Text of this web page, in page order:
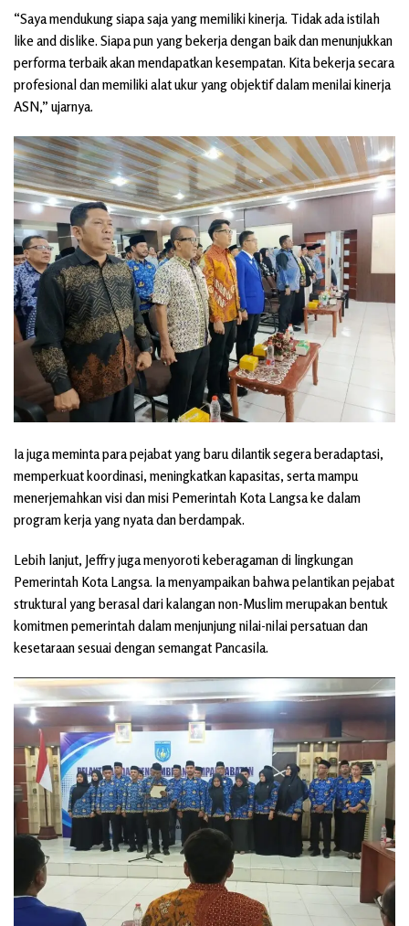
“Saya mendukung siapa saja yang memiliki kinerja. Tidak ada istilah
like and dislike. Siapa pun yang bekerja dengan baik dan menunjukkan
performa terbaik akan mendapatkan kesempatan. Kita bekerja secara
profesional dan memiliki alat ukur yang objektif dalam menilai kinerja
ASN,” ujarnya.
Ia juga meminta para pejabat yang baru dilantik segera beradaptasi,
memperkuat koordinasi, meningkatkan kapasitas, serta mampu
menerjemahkan visi dan misi Pemerintah Kota Langsa ke dalam
program kerja yang nyata dan berdampak.
Lebih lanjut, Jeffry juga menyoroti keberagaman di lingkungan
Pemerintah Kota Langsa. Ia menyampaikan bahwa pelantikan pejabat
struktural yang berasal dari kalangan non-Muslim merupakan bentuk
komitmen pemerintah dalam menjunjung nilai-nilai persatuan dan
kesetaraan sesuai dengan semangat Pancasila.